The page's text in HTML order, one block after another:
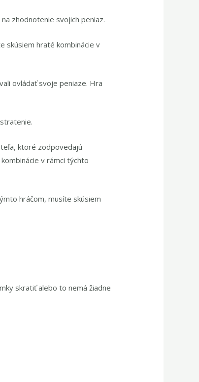
zhodnotenie svojich peniaz.
skúsiem hraté kombinácie v
ovládať svoje peniaze. Hra
ktoré zodpovedajú
v rámci týchto
hráčom, musíte skúsiem
skratiť alebo to nemá žiadne